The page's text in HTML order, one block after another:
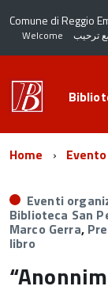
Comune di Reggio
Welcome ترحيب
Home Evento
Eventi
Biblioteca San
Marco Gerra,
libro